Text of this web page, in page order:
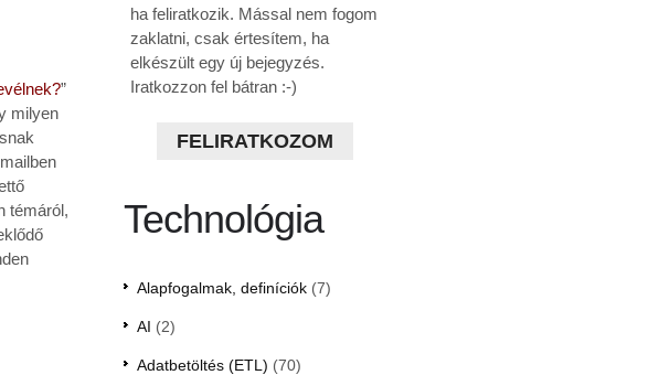
”
milyen
témáról,
ha feliratkozik. Mással nem fogom
zaklatni, csak értesítem, ha
elkészült egy új bejegyzés.
Iratkozzon fel bátran :-)
FELIRATKOZOM
Technológia
Alapfogalmak, definíciók (7)
AI (2)
Adatbetöltés (ETL) (70)